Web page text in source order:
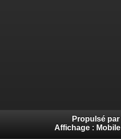
Propulsé par
Affichage : Mobile